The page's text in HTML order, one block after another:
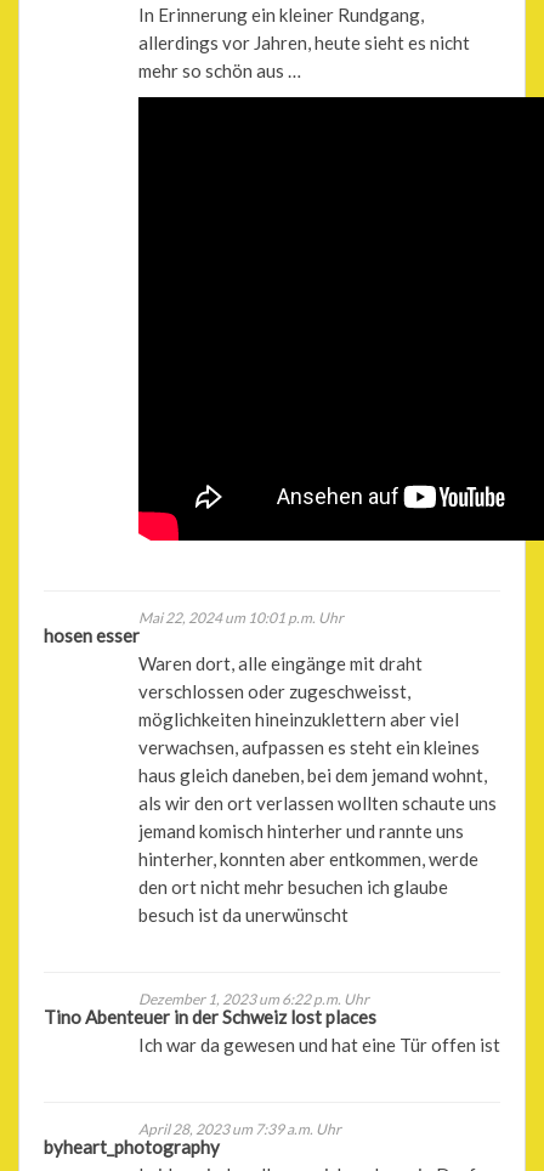
In Erinnerung ein kleiner Rundgang,
allerdings vor Jahren, heute sieht es nicht
mehr so schön aus …
hosen esser
Mai 22, 2024 um 10:01 p.m. Uhr
Waren dort, alle eingänge mit draht
verschlossen oder zugeschweisst,
möglichkeiten hineinzuklettern aber viel
verwachsen, aufpassen es steht ein kleines
haus gleich daneben, bei dem jemand wohnt,
als wir den ort verlassen wollten schaute uns
jemand komisch hinterher und rannte uns
hinterher, konnten aber entkommen, werde
den ort nicht mehr besuchen ich glaube
besuch ist da unerwünscht
Tino Abenteuer in der Schweiz lost places
Dezember 1, 2023 um 6:22 p.m. Uhr
Ich war da gewesen und hat eine Tür offen ist
byheart_photography
April 28, 2023 um 7:39 a.m. Uhr